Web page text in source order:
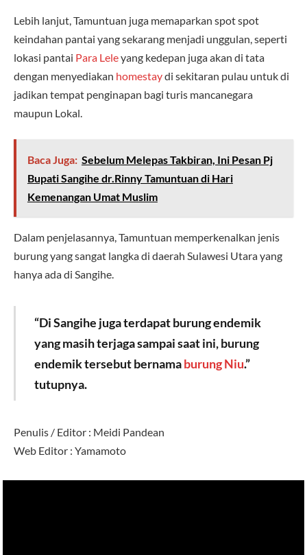
Lebih lanjut, Tamuntuan juga memaparkan spot spot
keindahan pantai yang sekarang menjadi unggulan, seperti
lokasi pantai Para Leleyang kedepan juga akan di tata
dengan menyediakan homestaydi sekitaran pulau untuk di
jadikan tempat penginapan bagi turis mancanegara
maupun Lokal.
Baca Juga: Sebelum Melepas Takbiran, Ini Pesan Pj
Bupati Sangihe dr.Rinny Tamuntuan di Hari
Kemenangan Umat Muslim
Dalam penjelasannya, Tamuntuan memperkenalkan jenis
burung yang sangat langka di daerah Sulawesi Utara yang
hanya ada di Sangihe.
“Di Sangihe juga terdapat burung endemik
yang masih terjaga sampai saat ini, burung
endemik tersebut bernamaburung Niu.”
tutupnya.
Penulis / Editor : Meidi Pandean
Web Editor : Yamamoto